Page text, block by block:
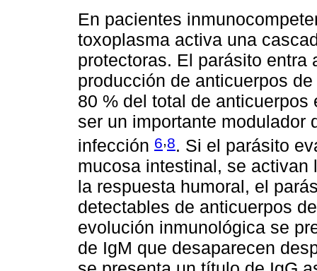
En pacientes
toxoplasma activa una
protectoras. El parásito
producción de anticuerpos
80 % del total de
ser un importante modulador
infección 6,8. Si el parásito
mucosa intestinal, se activan
la respuesta humoral, el
detectables de anticuerpos
evolución inmunológica se
de IgM que desaparecen